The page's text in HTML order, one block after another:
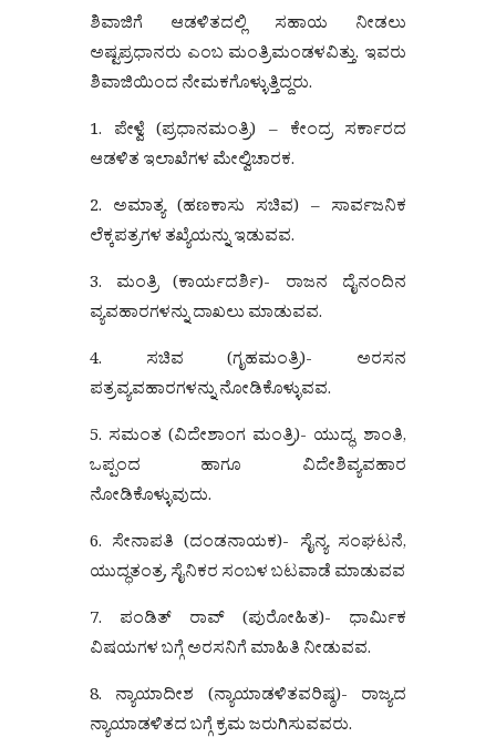
ಶಿವಾಜಿಗೆ ಆಡಳಿತದಲ್ಲಿ ಸಹಾಯ ನೀಡಲು
ಅಷ್ಟಪ್ರಧಾನರು ಎಂಬ ಮಂತ್ರಿಮಂಡಳವಿತ್ತು. ಇವರು
ಶಿವಾಜಿಯಿಂದ ನೇಮಕಗೊಳ್ಳುತ್ತಿದ್ದರು.
1. ಪೇಳ್ವೆ (ಪ್ರಧಾನಮಂತ್ರಿ) – ಕೇಂದ್ರ ಸರ್ಕಾರದ
ಆಡಳಿತ ಇಲಾಖೆಗಳ ಮೇಲ್ವಿಚಾರಕ.
2. ಅಮಾತ್ಯ (ಹಣಕಾಸು ಸಚಿವ) – ಸಾರ್ವಜನಿಕ
ಲೆಕ್ಕಪತ್ರಗಳ ತಖ್ಯೆಯನ್ನು ಇಡುವವ.
3. ಮಂತ್ರಿ (ಕಾರ್ಯದರ್ಶಿ)- ರಾಜನ ದೈನಂದಿನ
ವ್ಯವಹಾರಗಳನ್ನು ದಾಖಲು ಮಾಡುವವ.
4. ಸಚಿವ (ಗೃಹಮಂತ್ರಿ)- ಅರಸನ
ಪತ್ರವ್ಯವಹಾರಗಳನ್ನು ನೋಡಿಕೊಳ್ಳುವವ.
5. ಸಮಂತ (ವಿದೇಶಾಂಗ ಮಂತ್ರಿ)- ಯುದ್ಧ, ಶಾಂತಿ,
ಒಪ್ಪಂದ ಹಾಗೂ ವಿದೇಶಿವ್ಯವಹಾರ
ನೋಡಿಕೊಳ್ಳುವುದು.
6. ಸೇನಾಪತಿ (ದಂಡನಾಯಕ)- ಸೈನ್ಯ ಸಂಘಟನೆ,
ಯುದ್ಧತಂತ್ರ, ಸೈನಿಕರ ಸಂಬಳ ಬಟವಾಡೆ ಮಾಡುವವ
7. ಪಂಡಿತ್‌ ರಾವ್ (ಪುರೋಹಿತ)- ಧಾರ್ಮಿಕ
ವಿಷಯಗಳ ಬಗ್ಗೆ ಅರಸನಿಗೆ ಮಾಹಿತಿ ನೀಡುವವ.
8. ನ್ಯಾಯಾದೀಶ (ನ್ಯಾಯಾಡಳಿತವರಿಷ್ಠ)- ರಾಜ್ಯದ
ನ್ಯಾಯಾಡಳಿತದ ಬಗ್ಗೆ ಕ್ರಮ ಜರುಗಿಸುವವರು.